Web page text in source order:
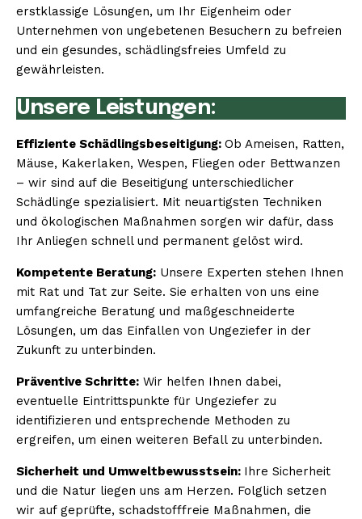
erstklassige Lösungen, um Ihr Eigenheim oder
Unternehmen von ungebetenen Besuchern zu befreien
und ein gesundes, schädlingsfreies Umfeld zu
gewährleisten.
Unsere Leistungen:
Effiziente Schädlingsbeseitigung: Ob Ameisen, Ratten,
Mäuse, Kakerlaken, Wespen, Fliegen oder Bettwanzen
– wir sind auf die Beseitigung unterschiedlicher
Schädlinge spezialisiert. Mit neuartigsten Techniken
und ökologischen Maßnahmen sorgen wir dafür, dass
Ihr Anliegen schnell und permanent gelöst wird.
Kompetente Beratung: Unsere Experten stehen Ihnen
mit Rat und Tat zur Seite. Sie erhalten von uns eine
umfangreiche Beratung und maßgeschneiderte
Lösungen, um das Einfallen von Ungeziefer in der
Zukunft zu unterbinden.
Präventive Schritte: Wir helfen Ihnen dabei,
eventuelle Eintrittspunkte für Ungeziefer zu
identifizieren und entsprechende Methoden zu
ergreifen, um einen weiteren Befall zu unterbinden.
Sicherheit und Umweltbewusstsein: Ihre Sicherheit
und die Natur liegen uns am Herzen. Folglich setzen
wir auf geprüfte, schadstofffreie Maßnahmen, die